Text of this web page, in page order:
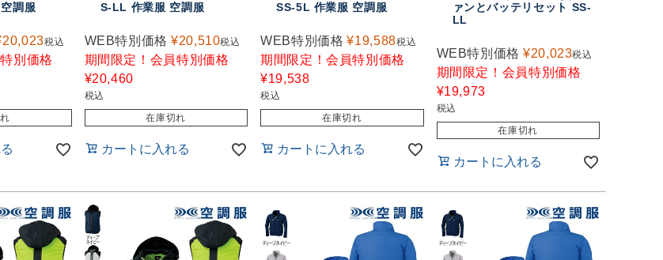
調服
20,023税込
別価格
S-LL 作業服 空調服
WEB特別価格 ¥20,510税込
期間限定！会員特別価格
¥20,460
税込
在庫切れ
カートに入れる
SS-5L 作業服 空調服
WEB特別価格 ¥19,588税込
期間限定！会員特別価格
¥19,538
税込
在庫切れ
カートに入れる
ァンとバッテリセット SS-
LL
WEB特別価格 ¥20,023税込
期間限定！会員特別価格
¥19,973
税込
在庫切れ
カートに入れる